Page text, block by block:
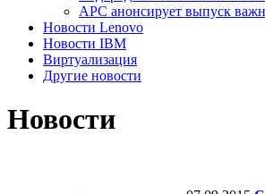
АPC анонсирует выпуск
Новости Lenovo
Новости IBM
Виртуализация
Другие новости
Новости